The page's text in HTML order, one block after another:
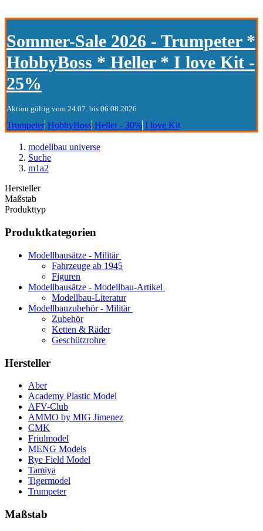
Sommer-Sale 2026 - Trumpeter *
HobbyBoss * Heller * I love Kit -
25%
Aktion gültig vom 24.07. bis 06.08.2026
Trumpeter HobbyBoss Heller - 30% I love Kit
modellbau universe
Suche
m1a2
Hersteller
Maßstab
Produkttyp
Produktkategorien
Modellbausätze - Militär
Fahrzeuge ab 1945
Figuren
Modellbausätze - Modellbau-Artikel
Modellbau-Literatur
Modellbauzubehör - Militär
Zubehör
Ketten & Räder
Geschützrohre
Hersteller
Aber
Academy Plastic Model
AFV-Club
AMMO by MIG Jimenez
CMK
Friulmodel
MENG Models
Rye Field Model
Tamiya
Tigermodel
Trumpeter
Maßstab